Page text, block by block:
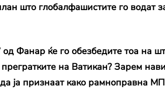
што глобалфашистите го водат
Фанар ќе го обезбедите тоа на
на Ватикан? Зарем
ја признаат како рамноправна